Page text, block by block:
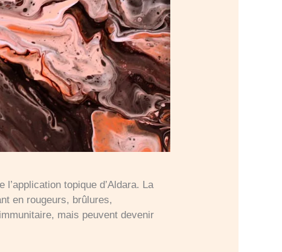
topique d’Aldara. La
en rougeurs, brûlures,
mais peuvent devenir